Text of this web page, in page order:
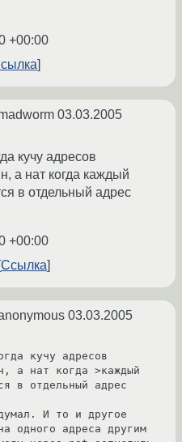
+00:00
03.03.2005
кучу адресов
а нат когда каждый
в отдельный адрес
+00:00
Ссылка
03.03.2005
кучу адресов
а нат когда >каждый
в отдельный адрес
И то и другое
одного адреса другим